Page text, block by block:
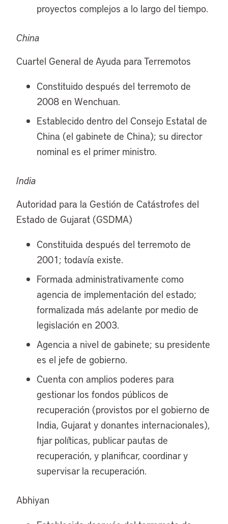
proyectos complejos a lo largo del tiempo.
China
Cuartel General de Ayuda para Terremotos
Constituido después del terremoto de
2008 en Wenchuan.
Establecido dentro del Consejo Estatal de
China (el gabinete de China); su director
nominal es el primer ministro.
India
Autoridad para la Gestión de Catástrofes del
Estado de Gujarat (GSDMA)
Constituida después del terremoto de
2001; todavía existe.
Formada administrativamente como
agencia de implementación del estado;
formalizada más adelante por medio de
legislación en 2003.
Agencia a nivel de gabinete; su presidente
es el jefe de gobierno.
Cuenta con amplios poderes para
gestionar los fondos públicos de
recuperación (provistos por el gobierno de
India, Gujarat y donantes internacionales),
fijar políticas, publicar pautas de
recuperación, y planificar, coordinar y
supervisar la recuperación.
Abhiyan